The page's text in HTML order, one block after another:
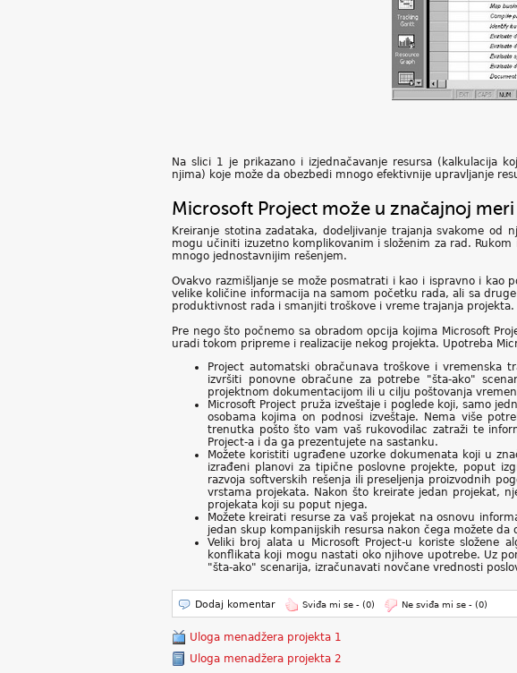
Na slici 1 je prikazano i izjednačavanje resursa (kalkulacija
njima) koje može da obezbedi mnogo efektivnije upravljanje
Microsoft Project može u značajnoj
Kreiranje stotina zadataka, dodeljivanje trajanja svakome
mogu učiniti izuzetno komplikovanim i složenim za rad.
mnogo jednostavnijim rešenjem.
Ovakvo razmišljanje se može posmatrati i kao i ispravno i kao
velike količine informacija na samom početku rada, ali sa
produktivnost rada i smanjiti troškove i vreme trajanja projekta.
Pre nego što počnemo sa obradom opcija kojima Microsoft
uradi tokom pripreme i realizacije nekog projekta. Upotreba
Project automatski obračunava troškove i
izvršiti ponovne obračune za potrebe "šta-ako"
projektnom dokumentacijom ili u cilju poštovanja
Microsoft Project pruža izveštaje i poglede koji, samo
osobama kojima on podnosi izveštaje. Nema više
trenutka pošto što vam vaš rukovodilac zatraži te
Project-a i da ga prezentujete na sastanku.
Možete koristiti ugrađene uzorke dokumenata koji u
izrađeni planovi za tipične poslovne projekte, poput
razvoja softverskih rešenja ili preseljenja proizvodnih
vrstama projekata. Nakon što kreirate jedan projekat,
projekata koji su poput njega.
Možete kreirati resurse za vaš projekat na osnovu
jedan skup kompanijskih resursa nakon čega možete
Veliki broj alata u Microsoft Project-u koriste složene
konflikata koji mogu nastati oko njihove upotrebe. Uz
"šta-ako" scenarija, izračunavati novčane vrednosti
Dodaj komentar Sviđa mi se - (0) Ne sviđa mi se - (0)
Uloga menadžera projekta 1
Uloga menadžera projekta 2